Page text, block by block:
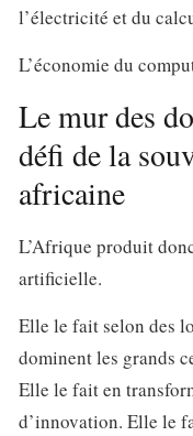
l’électricité et du
L’économie du
Le mur des
défi de la
africaine
L’Afrique produit
artificielle.
Elle le fait selon des
dominent les grands
Elle le fait en
d’innovation. Elle le